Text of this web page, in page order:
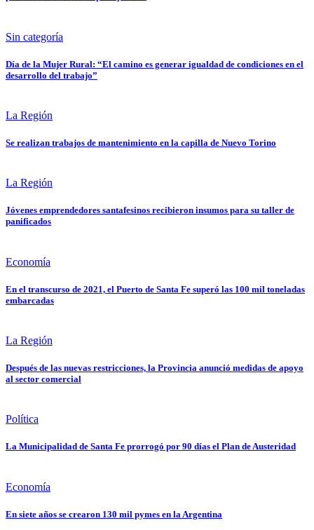
Sin categoría
Día de la Mujer Rural: “El camino es generar igualdad de condiciones en el
desarrollo del trabajo”
La Región
Se realizan trabajos de mantenimiento en la capilla de Nuevo Torino
La Región
Jóvenes emprendedores santafesinos recibieron insumos para su taller de
panificados
Economía
En el transcurso de 2021, el Puerto de Santa Fe superó las 100 mil toneladas
embarcadas
La Región
Después de las nuevas restricciones, la Provincia anunció medidas de apoyo
al sector comercial
Política
La Municipalidad de Santa Fe prorrogó por 90 días el Plan de Austeridad
Economía
En siete años se crearon 130 mil pymes en la Argentina